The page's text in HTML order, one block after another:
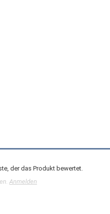
der das Produkt bewertet.
Anmelden